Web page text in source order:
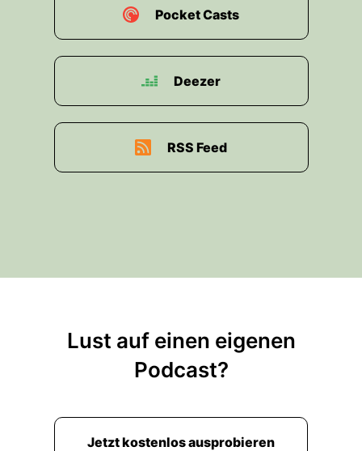
Pocket Casts
Deezer
RSS Feed
Lust auf einen eigenen
Podcast?
Jetzt kostenlos ausprobieren